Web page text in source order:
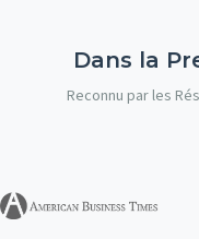
Dans la
Reconnu par les